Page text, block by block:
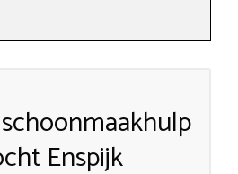
Enspijk